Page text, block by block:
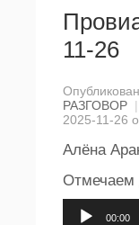
11-26
РАЗГОВОР |
2025-11-26
Алёна
Отмечаем
00:00